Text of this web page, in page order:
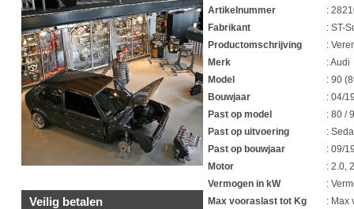
Veilig betalen
Artikelnummer
:
Fabrikant
: ST-
Productomschrijving
:
Merk
: Audi
Model
: 90
Bouwjaar
: 04/
Past op model
: 80 /
Past op uitvoering
:
Past op bouwjaar
: 09/
Motor
: 2.0,
Vermogen in kW
:
Max vooraslast tot Kg
: Max